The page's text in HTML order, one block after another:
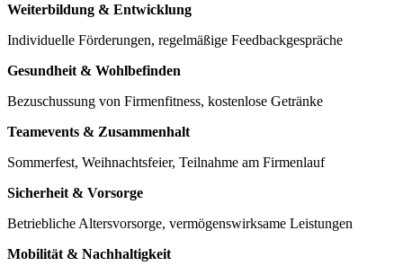
Weiterbildung & Entwicklung
Individuelle Förderungen, regelmäßige Feedbackgespräche
Gesundheit & Wohlbefinden
Bezuschussung von Firmenfitness, kostenlose Getränke
Teamevents & Zusammenhalt
Sommerfest, Weihnachtsfeier, Teilnahme am Firmenlauf
Sicherheit & Vorsorge
Betriebliche Altersvorsorge, vermögenswirksame Leistungen
Mobilität & Nachhaltigkeit